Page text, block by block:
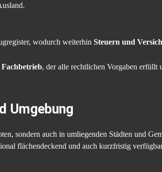
wodurch weiterhin Steuern und
, der alle rechtlichen Vorgaben erfüllt
Umgebung
sondern auch in umliegenden Städten und
flächendeckend und auch kurzfristig